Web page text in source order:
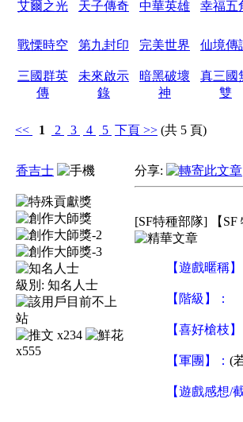
艾爾之光 天子傳奇 中華英雄 幸福五
戰慄時空 第九封印 完美世界 仙境傳
三國群英
傳
未來啟示
錄
暗黑破壞
神
真三國
雙
<< 1 2 3 4 5 下頁 >> (共 5 頁)
香吉士
級別: 知名人士
x234
x555
分享:
[SF特種部隊] 【
【遊戲暱稱】
【階級】：
【喜好槍枝】
【軍團】： (
【遊戲感想/